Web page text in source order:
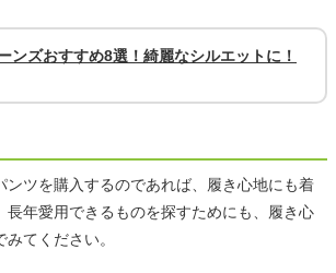
ンズおすすめ8選！綺麗なシルエットに！
ンツを購入するのであれば、履き心地にも着
長年愛用できるものを探すためにも、履き心
てください。